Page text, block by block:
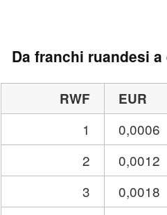
Da franchi ruandesi a
RWF
EUR
1
0,0006
2
0,0012
3
0,0018